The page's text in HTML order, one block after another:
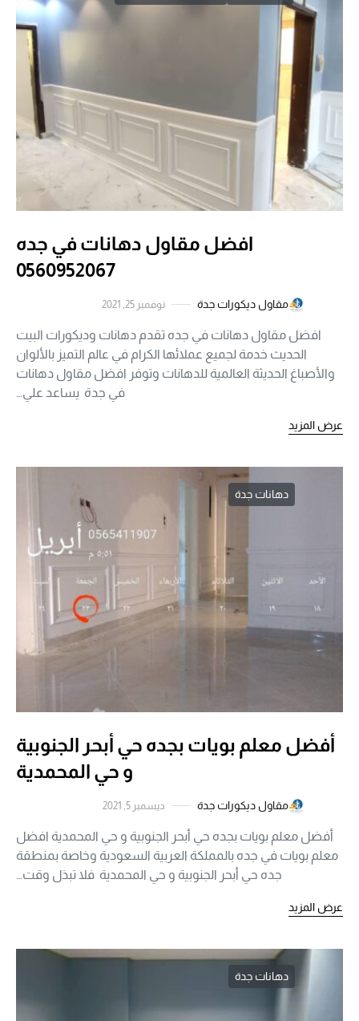
افضل مقاول دهانات في جده
0560952067
مقاول ديكورات جدة نوفمبر 25, 2021
افضل مقاول دهانات في جده تقدم دهانات وديكورات البيت
الحديث خدمة لجميع عملائها الكرام في عالم التميز بالألوان
والأصباغ الحديثة العالمية للدهانات وتوفر افضل مقاول دهانات
في جدة يساعد علي…
عرض المزيد
دهانات جدة
أفضل معلم بويات بجده حي أبحر الجنوبية
و حي المحمدية
مقاول ديكورات جدة ديسمبر 5, 2021
أفضل معلم بويات بجده حي أبحر الجنوبية و حي المحمدية افضل
معلم بويات في جده بالمملكة العربية السعودية وخاصة بمنطقة
جده حي أبحر الجنوبية و حي المحمدية فلا تبذل وقت…
عرض المزيد
دهانات جدة